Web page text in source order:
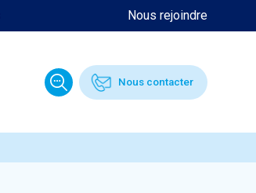
Nous rejoindre
Nous contacter